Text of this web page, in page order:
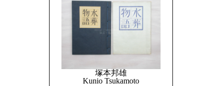
塚本邦雄
Kunio Tsukamoto